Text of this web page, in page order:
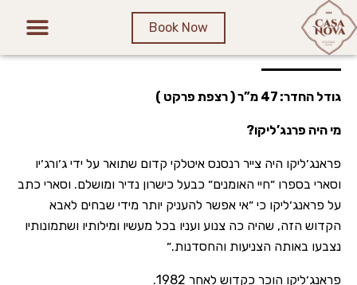
Book Now
סוויטת ג’וניור – פראנג’ליקו
גודל החדר: 47 מ”ר ( רצפת פרקט )
מי היה פרנג’ליקו?
פראנג׳ליקו היה צייר רנסנס איטלקי קדום שתואר על ידי ג׳ורג׳יו
וסארי בספרו ״חיי האומנים״ כבעל כישרון נדיר ומושלם. וסארי כתב
על פראנג׳ליקו כי ״אי אפשר להעניק יותר מידי שבחים לאבא
הקדוש הזה, שהיה כה צנוע ועניו בכל מעשיו ומילותיו ושתמונותיו
נצבעו באותה הצניעות והחסדנות.״
פראנג׳ליקו הוכר כקדוש לאחר 1982.